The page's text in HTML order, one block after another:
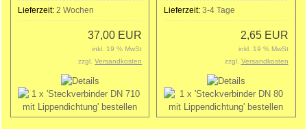
Lieferzeit: 2 Wochen
37,00 EUR
inkl. 19 % MwSt
zzgl.Versandkosten
Lieferzeit:3-4 Tage
2,65 EUR
inkl. 19 % MwSt
zzgl. Versandkosten